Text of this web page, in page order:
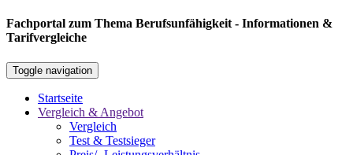
Fachportal zum Thema Berufsunfähigkeit - Informationen &
Tarifvergleiche
Toggle navigation
Startseite
Vergleich & Angebot
Vergleich
Test & Testsieger